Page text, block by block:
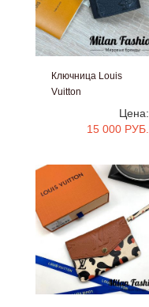
Ключница Louis
Vuitton
Цена:
15 000 РУБ.